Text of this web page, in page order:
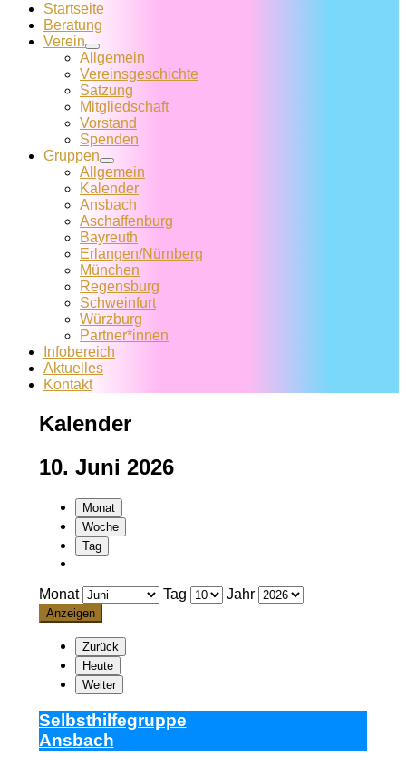
Startseite
Beratung
Verein
Allgemein
Vereins­geschichte
Satzung
Mitglied­schaft
Vorstand
Spenden
Gruppen
Allgemein
Kalender
Ansbach
Aschaffenburg
Bayreuth
Erlangen/Nürnberg
München
Regensburg
Schweinfurt
Würzburg
Partner*innen
Infobereich
Aktuelles
Kontakt
Kalender
10. Juni 2026
Monat
Woche
Tag
Monat Tag Jahr
Zurück
Heute
Weiter
Selbst­hil­fe­grup­pe
Ans­bach